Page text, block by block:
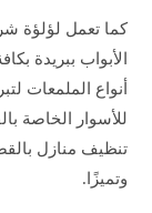
كما تعمل لؤلؤة
الأبواب ببريدة
أنواع الملمعات
للأسوار الخاصة
تنظيف منازل
وتميزًا.